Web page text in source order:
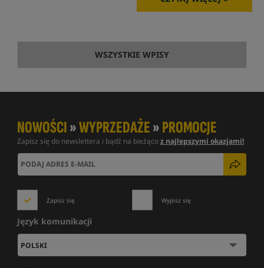
WSZYSTKIE WPISY
NOWOŚCI»WYPRZEDAŻE»PROMOCJE
Zapisz się do newslettera i bądź na bieżącoz najlepszymi okazjami!
Zapisz się Wypisz się
Język komunikacji